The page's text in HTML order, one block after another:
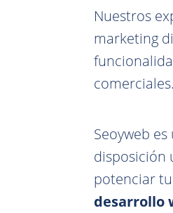
Nuestros
marketing
comerciales.
Seoyweb
disposición
potenciar
desarrollo